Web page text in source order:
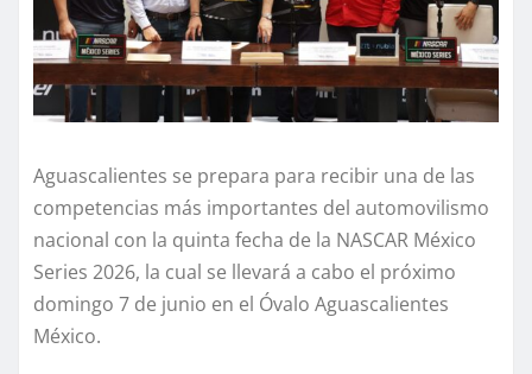
Aguascalientes se prepara para recibir una de las
competencias más importantes del automovilismo
nacional con la quinta fecha de la NASCAR México
Series 2026, la cual se llevará a cabo el próximo
domingo 7 de junio en el Óvalo Aguascalientes
México.